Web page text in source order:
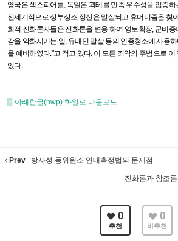
영국은 섹스피어를, 독일은 괴테를 민족 우수성을 입증
전세계적으로 상부상조 정신은 말살되고 휴머니즘은 찾
회적 진화론자들은 진화론을 변용 하여 영토확장, 군비증
감을 악화시키는 일, 유태인 말살 등의 인종청소에 사용
을 예비하였다."고 적고 있다. 이 모든 죄악의 주범으로
있다.
▒ 아래한글(hwp) 화일로 다운로드
Prev 방사성 동위원소 연대측정법의 문제점
진화론과 창조
0
추천
0
비추천